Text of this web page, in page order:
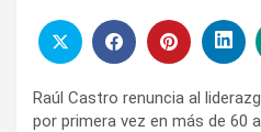
Raúl Castro renuncia al
por primera vez en más de 60